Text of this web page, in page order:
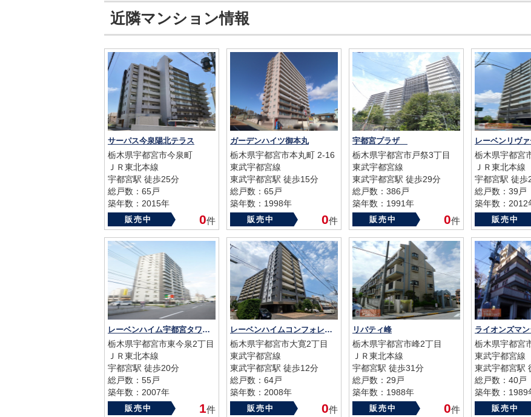
近隣マンション情報
サーパス今泉陽北テラス
栃木県宇都宮市今泉町
ＪＲ東北本線
宇都宮駅 徒歩25分
総戸数：65戸
築年数：2015年
販売中 0件
ガーデンハイツ御本丸
栃木県宇都宮市本丸町 2-16
東武宇都宮線
東武宇都宮駅 徒歩15分
総戸数：65戸
築年数：1998年
販売中 0件
宇都宮プラザ
栃木県宇都宮市戸祭3丁目
東武宇都宮線
東武宇都宮駅 徒歩29分
総戸数：386戸
築年数：1991年
販売中 0件
栃木県宇都宮
ＪＲ東北本線
宇都宮駅 徒歩
総戸数：39戸
築年数：2012
販売中
レーベンハイム宇都宮タワーズイースト
栃木県宇都宮市東今泉2丁目
ＪＲ東北本線
宇都宮駅 徒歩20分
総戸数：55戸
築年数：2007年
販売中 1件
レーベンハイムコンフォレスタ宇都宮
栃木県宇都宮市大寛2丁目
東武宇都宮線
東武宇都宮駅 徒歩12分
総戸数：64戸
築年数：2008年
販売中 0件
リバティ峰
栃木県宇都宮市峰2丁目
ＪＲ東北本線
宇都宮駅 徒歩31分
総戸数：29戸
築年数：1988年
販売中 0件
栃木県宇都宮
東武宇都宮線
東武宇都宮駅
総戸数：40戸
築年数：1989
販売中